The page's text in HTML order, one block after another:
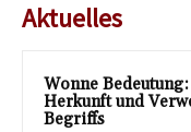
Aktuelles
Wonne
Herkunft und
Begriffs